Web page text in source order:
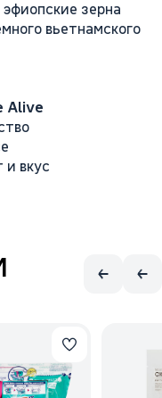
зерна
вьетнамского
Alive
вкус